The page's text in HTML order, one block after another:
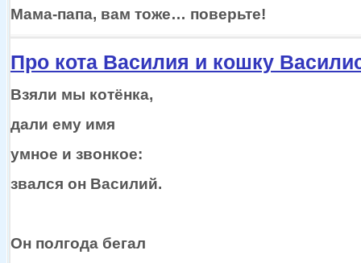
Мама-папа, вам тоже… поверьте!
Про кота Василия и кошку
Взяли мы котёнка,
дали ему имя
умное и звонкое:
звался он Василий.
Он полгода бегал